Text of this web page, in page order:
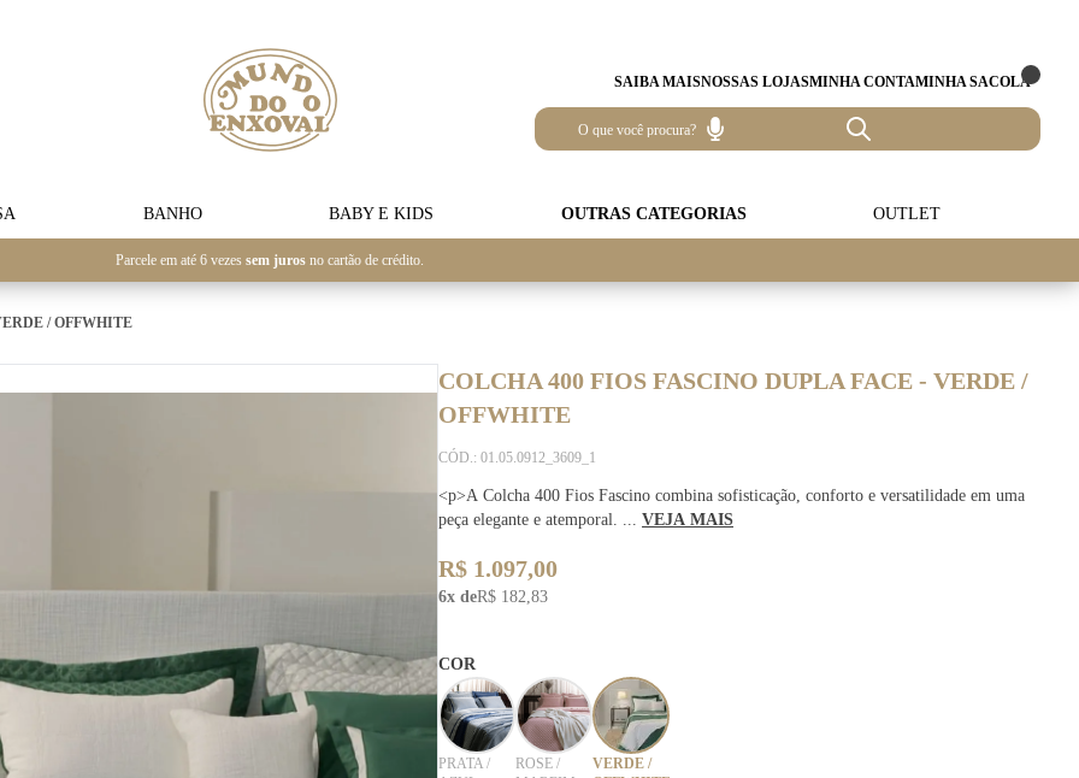
SAIBA MAISNOSSAS LOJASMINHA CONTAMINHA SACOLA
BANHO BABY E KIDS OUTRAS CATEGORIAS OUTLET
Parcele em até 6 vezes sem juros no cartão de crédito.
/ OFFWHITE
COLCHA 400 FIOS FASCINO DUPLA FACE - VERDE /
OFFWHITE
CÓD.: 01.05.0912_3609_1
<p>A Colcha 400 Fios Fascino combina sofisticação, conforto e versatilidade em uma
peça elegante e atemporal. ... VEJA MAIS
R$ 1.097,00
6x deR$ 182,83
COR
PRATA /
ROSE /
VERDE /